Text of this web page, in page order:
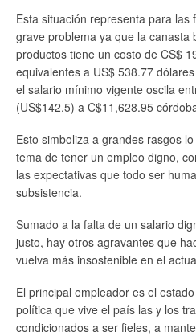
Esta situación representa para las
grave problema ya que la canasta
productos tiene un costo de CS$
equivalentes a US$ 538.77
el salario mínimo vigente oscila
(US$142.5) a C$11,628.95
Esto simboliza a grandes rasgos
tema de tener un empleo digno,
las expectativas que todo ser
subsistencia.
Sumado a la falta de un salario
justo, hay otros agravantes que
vuelva más insostenible en el
El principal empleador es el
política que vive el país las y los
condicionados a ser fieles, a